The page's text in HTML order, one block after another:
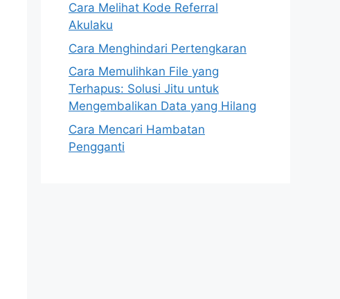
Cara Melihat Kode Referral
Akulaku
Cara Menghindari Pertengkaran
Cara Memulihkan File yang
Terhapus: Solusi Jitu untuk
Mengembalikan Data yang Hilang
Cara Mencari Hambatan
Pengganti